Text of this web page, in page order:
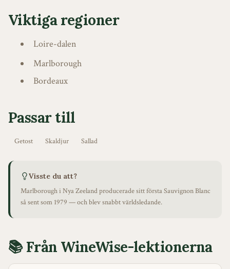
Viktiga regioner
Loire-dalen
Marlborough
Bordeaux
Passar till
Getost Skaldjur Sallad
Visste du att?
Marlborough i Nya Zeeland producerade sitt första Sauvignon Blanc
så sent som 1979 — och blev snabbt världsledande.
📚 Från WineWise-lektionerna